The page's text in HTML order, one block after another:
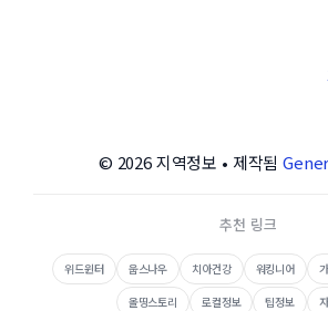
© 2026 지역정보 • 제작됨
추천 링크
위드윈터 웁스나우 치아건강 워킹니어
올띵스토리
로컬정보 팁정보